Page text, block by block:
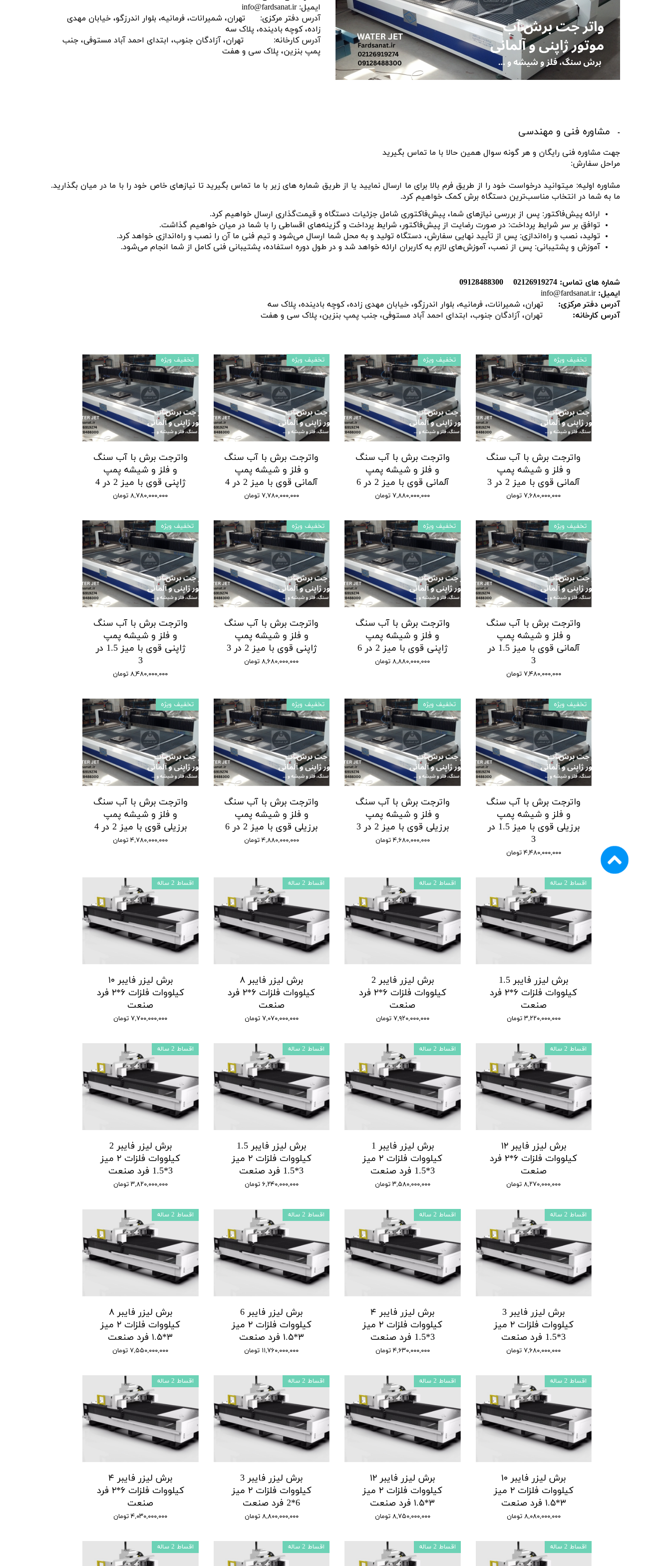
ماشین آلات و تجهیزات پرسکاری
ماشین آلات و تجهیزات کارگاهی
ماشین آلات و تجهیزات رباتیک
مصالح ساختمان
ایمیل: info@fardsanat.ir
آدرس دفتر مرکزی: تهران، شمیرانات، فرمانیه، بلوار اندرزگو، خیابان مهدی
زاده، کوچه بادینده، پلاک سه
آدرس کارخانه: تهران، آزادگان جنوب، ابتدای احمد آباد مستوفی، جنب
پمپ بنزین، پلاک سی و هفت
مشاوره فنی و مهندسی
جهت مشاوره فنی رایگان و هر گونه سوال همین حالا با ما تماس بگیرید
مراحل سفارش:
مشاوره اولیه: میتوانید درخواست خود را از طریق فرم بالا برای ما ارسال نمایید یا از طریق شماره های زیر با ما تماس بگیرید تا نیازهای خاص خود را با ما در میان بگذارید.
ما به شما در انتخاب مناسب‌ترین دستگاه برش کمک خواهیم کرد.
ارائه پیش‌فاکتور: پس از بررسی نیازهای شما، پیش‌فاکتوری شامل جزئیات دستگاه و قیمت‌گذاری ارسال خواهیم کرد.
توافق بر سر شرایط پرداخت: در صورت رضایت از پیش‌فاکتور، شرایط پرداخت و گزینه‌های اقساطی را با شما در میان خواهیم گذاشت.
تولید، نصب و راه‌اندازی: پس از تأیید نهایی سفارش، دستگاه تولید و به محل شما ارسال می‌شود و تیم فنی ما آن را نصب و راه‌اندازی خواهد کرد.
آموزش و پشتیبانی: پس از نصب، آموزش‌های لازم به کاربران ارائه خواهد شد و در طول دوره استفاده، پشتیبانی فنی کامل از شما انجام می‌شود.
شماره های تماس: 02126919274
ایمیل: info@fardsanat.ir
آدرس دفتر مرکزی: تهران، شمیرانات، فرمانیه، بلوار اندرزگو، خیابان مهدی زاده، کوچه بادینده، پلاک سه
آدرس کارخانه: تهران، آزادگان جنوب، ابتدای احمد آباد مستوفی، جنب پمپ بنزین، پلاک سی و هفت
واترجت برش با آب سنگ
و فلز و شیشه پمپ
آلمانی قوی با میز 2 در 3
۷,۶۸۰,۰۰۰,۰۰۰ تومان
تخفیف ویژه
واترجت برش با آب سنگ
و فلز و شیشه پمپ
آلمانی قوی با میز 2 در 6
۷,۸۸۰,۰۰۰,۰۰۰ تومان
تخفیف ویژه
واترجت برش با آب سنگ
و فلز و شیشه پمپ
آلمانی قوی با میز 2 در 4
۷,۷۸۰,۰۰۰,۰۰۰ تومان
تخفیف ویژه
واترجت برش با آب سنگ
و فلز و شیشه پمپ
ژاپنی قوی با میز 2 در 4
۸,۷۸۰,۰۰۰,۰۰۰ تومان
تخفیف ویژه
واترجت برش با آب سنگ
و فلز و شیشه پمپ
آلمانی قوی با میز 1.5 در
3
۷,۴۸۰,۰۰۰,۰۰۰ تومان
تخفیف ویژه
واترجت برش با آب سنگ
و فلز و شیشه پمپ
ژاپنی قوی با میز 2 در 6
۸,۸۸۰,۰۰۰,۰۰۰ تومان
تخفیف ویژه
واترجت برش با آب سنگ
و فلز و شیشه پمپ
ژاپنی قوی با میز 2 در 3
۸,۶۸۰,۰۰۰,۰۰۰ تومان
تخفیف ویژه
واترجت برش با آب سنگ
و فلز و شیشه پمپ
ژاپنی قوی با میز 1.5 در
3
۸,۴۸۰,۰۰۰,۰۰۰ تومان
تخفیف ویژه
واترجت برش با آب سنگ
و فلز و شیشه پمپ
برزیلی قوی با میز 1.5 در
3
۴,۴۸۰,۰۰۰,۰۰۰ تومان
تخفیف ویژه
واترجت برش با آب سنگ
و فلز و شیشه پمپ
برزیلی قوی با میز 2 در 3
۴,۶۸۰,۰۰۰,۰۰۰ تومان
تخفیف ویژه
واترجت برش با آب سنگ
و فلز و شیشه پمپ
برزیلی قوی با میز 2 در 6
۴,۸۸۰,۰۰۰,۰۰۰ تومان
تخفیف ویژه
واترجت برش با آب سنگ
و فلز و شیشه پمپ
برزیلی قوی با میز 2 در 4
۴,۷۸۰,۰۰۰,۰۰۰ تومان
تخفیف ویژه
برش لیزر فایبر 1.5
کیلووات فلزات ۶*۲ فرد
صنعت
۳,۲۲۰,۰۰۰,۰۰۰ تومان
اقساط 2 ساله
برش لیزر فایبر 2
کیلووات فلزات ۶*۲ فرد
صنعت
۷,۹۲۰,۰۰۰,۰۰۰ تومان
اقساط 2 ساله
برش لیزر فایبر ۸
کیلووات فلزات ۶*۲ فرد
صنعت
۷,۰۷۰,۰۰۰,۰۰۰ تومان
اقساط 2 ساله
برش لیزر فایبر ۱۰
کیلووات فلزات ۶*۲ فرد
صنعت
۷,۷۰۰,۰۰۰,۰۰۰ تومان
اقساط 2 ساله
برش لیزر فایبر ۱۲
کیلووات فلزات ۶*۲ فرد
صنعت
۸,۲۷۰,۰۰۰,۰۰۰ تومان
اقساط 2 ساله
برش لیزر فایبر 1
کیلووات فلزات ۲ میز
3*1.5 فرد صنعت
۳,۵۸۰,۰۰۰,۰۰۰ تومان
اقساط 2 ساله
برش لیزر فایبر 1.5
کیلووات فلزات ۲ میز
3*1.5 فرد صنعت
۶,۲۴۰,۰۰۰,۰۰۰ تومان
اقساط 2 ساله
برش لیزر فایبر 2
کیلووات فلزات ۲ میز
3*1.5 فرد صنعت
۳,۸۲۰,۰۰۰,۰۰۰ تومان
اقساط 2 ساله
برش لیزر فایبر 3
کیلووات فلزات ۲ میز
3*1.5 فرد صنعت
۷,۶۸۰,۰۰۰,۰۰۰ تومان
اقساط 2 ساله
برش لیزر فایبر ۴
کیلووات فلزات ۲ میز
3*1.5 فرد صنعت
۴,۶۳۰,۰۰۰,۰۰۰ تومان
اقساط 2 ساله
برش لیزر فایبر 6
کیلووات فلزات ۲ میز
۳*۱.۵ فرد صنعت
۱۱,۷۶۰,۰۰۰,۰۰۰ تومان
اقساط 2 ساله
برش لیزر فایبر ۸
کیلووات فلزات ۲ میز
۳*۱.۵ فرد صنعت
۷,۵۵۰,۰۰۰,۰۰۰ تومان
اقساط 2 ساله
برش لیزر فایبر ۱۰
کیلووات فلزات ۲ میز
۳*۱.۵ فرد صنعت
۸,۰۸۰,۰۰۰,۰۰۰ تومان
اقساط 2 ساله
برش لیزر فایبر ۱۲
کیلووات فلزات ۲ میز
۳*۱.۵ فرد صنعت
۸,۷۵۰,۰۰۰,۰۰۰ تومان
اقساط 2 ساله
برش لیزر فایبر 3
کیلووات فلزات ۲ میز
6*2 فرد صنعت
۸,۸۰۰,۰۰۰,۰۰۰ تومان
اقساط 2 ساله
برش لیزر فایبر ۴
کیلووات فلزات ۶*۲ فرد
صنعت
۴,۰۳۰,۰۰۰,۰۰۰ تومان
اقساط 2 ساله
اقساط 2 ساله اقساط 2 ساله اقساط 2 ساله اقساط 2 ساله